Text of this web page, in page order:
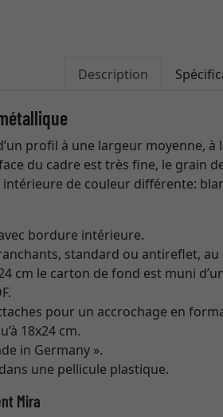
Description
profil à une largeur moyenne,
du cadre est très fine, le grain
de couleur différente:
bordure intérieure.
standard ou antireflet, au
cm le carton de fond est muni
pour un accrochage en
18x24 cm.
in Germany ».
une pellicule plastique.
Mira